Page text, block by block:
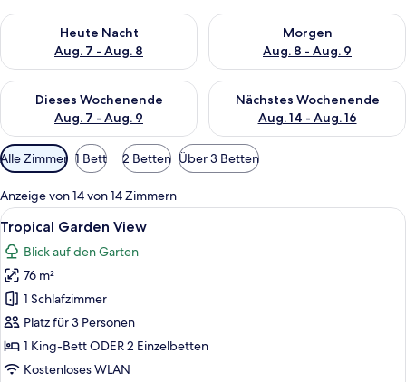
Heute Nacht
Aug. 7 - Aug. 8
Überprüfe die Verfügbarkeit für heute Nacht, Aug. 7 - Aug. 8.
Morgen
Aug. 8 - Aug. 9
Überprüfe die Verfügbarkeit
Dieses Wochenende
Aug. 7 - Aug. 9
Überprüfe die Verfügbarkeit für dieses Wochenende, Aug. 7
Nächstes Wochenende
Aug. 14 - Aug. 16
Überprüfe die Verfügbarkeit
Verfügbare
Filter
für
Zimmer
Alle Zimmer 1 Bett 2 Betten Über 3 Betten
Anzeige von 14 von 14 Zimmern
Alle
Fotos
für
Tropical
Garden
View
anzeigen
Ein modernes Haus mit Balkon,
15
Tropical Garden View
Blick auf den Garten
76 m²
1 Schlafzimmer
Platz für 3 Personen
1 King-Bett ODER 2 Einzelbetten
Kostenloses WLAN